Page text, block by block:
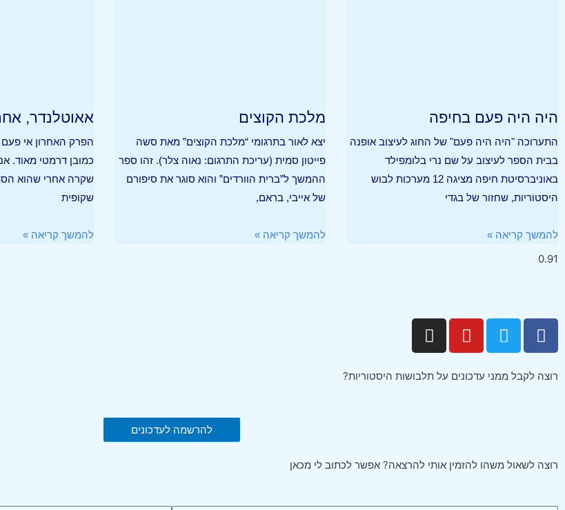
היה היה פעם בחיפה
התערוכה "היה היה פעם" של החוג לעיצוב אופנה
בבית הספר לעיצוב על שם נרי בלומפילד
באוניברסיטת חיפה מציגה 12 מערכות לבוש
היסטוריות, שחזור של בגדי
להמשך קריאה »
מלכת הקוצים
יצא לאור בתרגומי “מלכת הקוצים” מאת סשה
פייטון סמית (עריכת התרגום: נאוה צלר). זהו ספר
ההמשך ל”ברית הוורדים” והוא סוגר את סיפורם
של אייבי, בראם,
להמשך קריאה »
אאוטלנדר,
הפרק האחרון אי
כמובן דרמטי מאוד.
שקרה אחרי שהוא
שקופית
להמשך קריאה »
רוצה לקבל ממני עדכונים על תלבושות היסטוריות?
להרשמה לעדכונים
רוצה לשאול משהו להזמין אותי להרצאה? אפשר לכתוב לי מכאן